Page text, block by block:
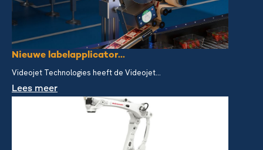
Nieuwe labelapplicator...
Videojet Technologies heeft de Videojet...
Lees meer